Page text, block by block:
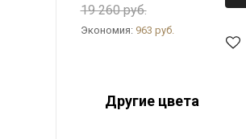
19 260 руб.
Экономия: 963 руб.
Другие цвета